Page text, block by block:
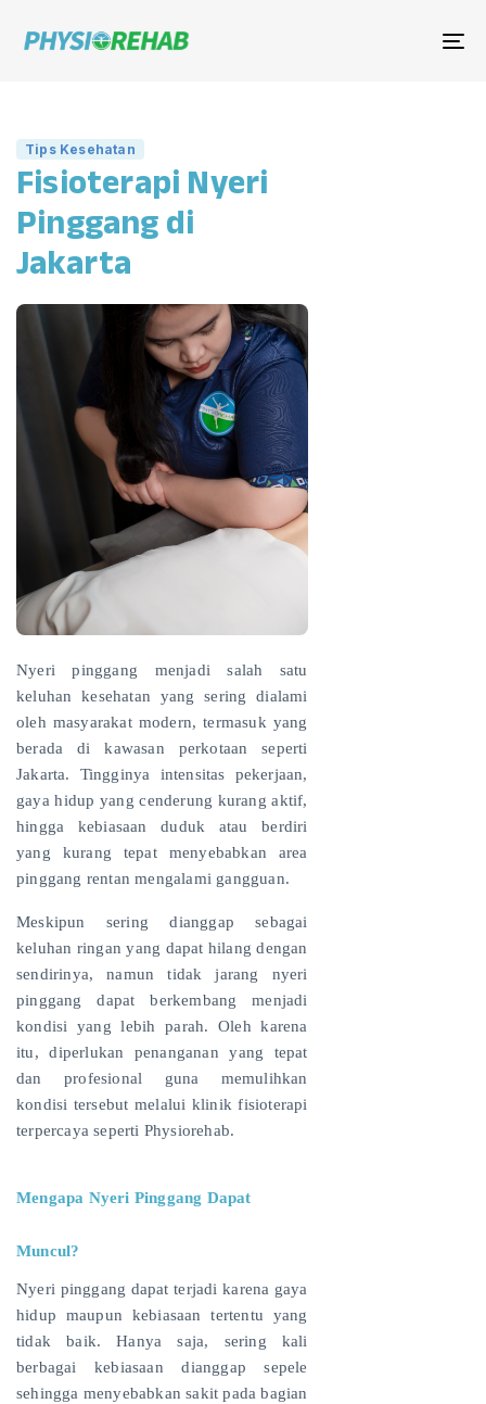
Tips Kesehatan
Fisioterapi Nyeri
Pinggang di
Jakarta
Nyeri pinggang menjadi salah satu
keluhan kesehatan yang sering dialami
oleh masyarakat modern, termasuk yang
berada di kawasan perkotaan seperti
Jakarta. Tingginya intensitas pekerjaan,
gaya hidup yang cenderung kurang aktif,
hingga kebiasaan duduk atau berdiri
yang kurang tepat menyebabkan area
pinggang rentan mengalami gangguan.
Meskipun sering dianggap sebagai
keluhan ringan yang dapat hilang dengan
sendirinya, namun tidak jarang nyeri
pinggang dapat berkembang menjadi
kondisi yang lebih parah. Oleh karena
itu, diperlukan penanganan yang tepat
dan profesional guna memulihkan
kondisi tersebut melalui klinik fisioterapi
terpercaya seperti Physiorehab.
Mengapa Nyeri Pinggang Dapat
Muncul?
Nyeri pinggang dapat terjadi karena gaya
hidup maupun kebiasaan tertentu yang
tidak baik. Hanya saja, sering kali
berbagai kebiasaan dianggap sepele
sehingga menyebabkan sakit pada bagian